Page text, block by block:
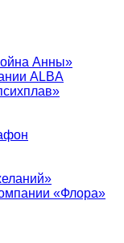
Анны»
ALBA
«Флора»